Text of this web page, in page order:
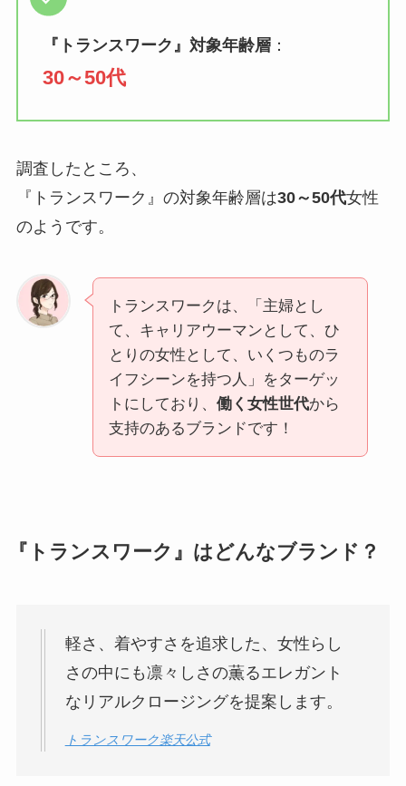
『 トランスワーク 』対象年齢層：
30～50代
調査したところ、
『トランスワーク』の対象年齢層は30～50代女性
のようです。
トランスワークは、「主婦とし
て、キャリアウーマンとして、ひ
とりの女性として、いくつものラ
イフシーンを持つ人」をターゲッ
トにしており、 働く女性世代から
支持のあるブランドです！
『トランスワーク』はどんなブランド？
軽さ、着やすさを追求した、女性らし
さの中にも凛々しさの薫るエレガント
なリアルクロージングを提案します。
トランスワーク楽天公式